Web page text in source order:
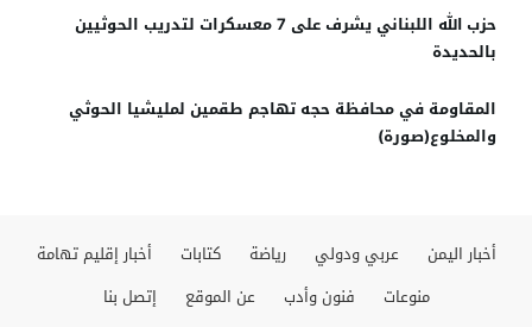
حزب الله اللبناني يشرف على 7 معسكرات لتدريب الحوثيين
بالحديدة
المقاومة في محافظة حجه تهاجم طقمين لمليشيا الحوثي
والمخلوع(صورة)
أخبار اليمن عربي ودولي رياضة كتابات
أخبار إقليم تهامة
منوعات
فنون وأدب عن الموقع إتصل بنا